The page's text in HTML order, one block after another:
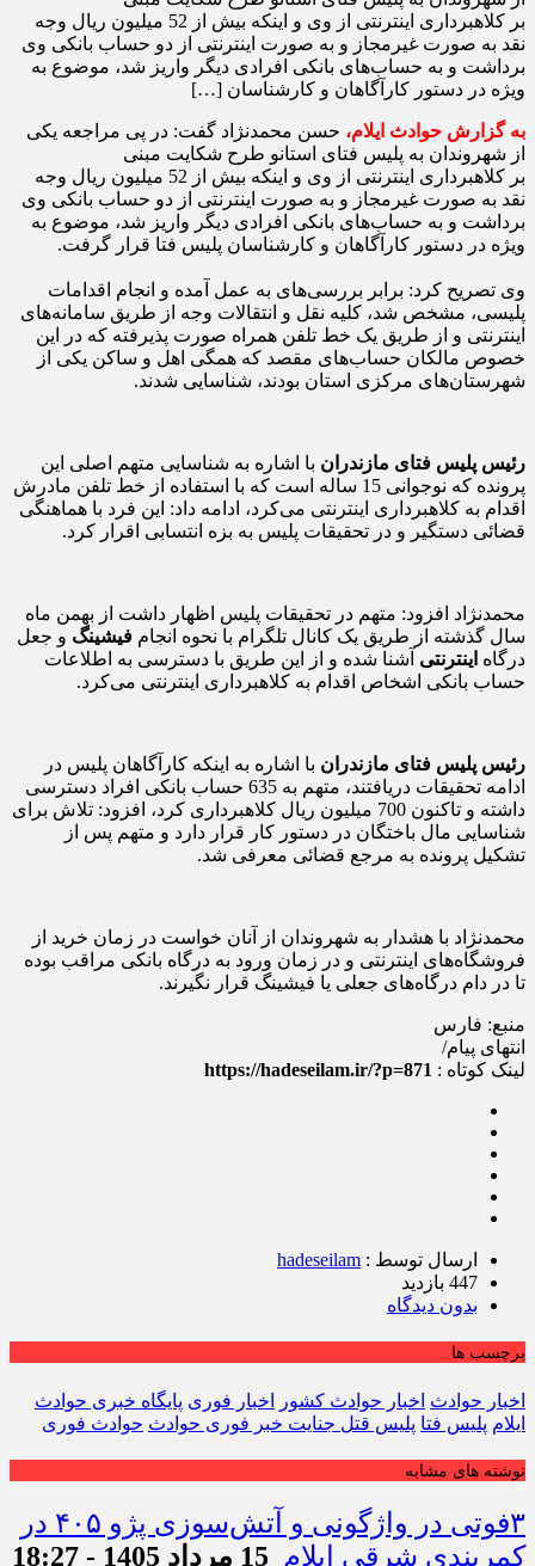
بر کلاهبرداری اینترنتی از وی و اینکه بیش از 52 میلیون ریال وجه
نقد به صورت غیرمجاز و به صورت اینترنتی از دو حساب بانکی وی
برداشت و به حساب‌های بانکی افرادی دیگر واریز شد، موضوع به
ویژه در دستور کارآگاهان و کارشناسان […]
به گزارش حوادث ایلام، حسن محمدنژاد گفت: در پی مراجعه یکی
از شهروندان به پلیس فتای استانو طرح شکایت مبنی
بر کلاهبرداری اینترنتی از وی و اینکه بیش از 52 میلیون ریال وجه
نقد به صورت غیرمجاز و به صورت اینترنتی از دو حساب بانکی وی
برداشت و به حساب‌های بانکی افرادی دیگر واریز شد، موضوع به
ویژه در دستور کارآگاهان و کارشناسان پلیس فتا قرار گرفت.
وی تصریح کرد: برابر بررسی‌های به عمل آمده و انجام اقدامات
پلیسی، مشخص شد، کلیه نقل و انتقالات وجه از طریق سامانه‌های
اینترنتی و از طریق یک خط تلفن همراه صورت پذیرفته که در این
خصوص مالکان حساب‌های مقصد که همگی اهل و ساکن یکی از
شهرستان‌های مرکزی استان بودند، شناسایی شدند.
رئیس پلیس فتای مازندران با اشاره به شناسایی متهم اصلی این
پرونده که نوجوانی 15 ساله است که با استفاده از خط تلفن مادرش
اقدام به کلاهبرداری اینترنتی می‌کرد، ادامه داد: این فرد با هماهنگی
قضائی دستگیر و در تحقیقات پلیس به بزه انتسابی اقرار کرد.
محمدنژاد افزود: متهم در تحقیقات پلیس اظهار داشت از بهمن ماه
سال گذشته از طریق یک کانال تلگرام با نحوه انجام فیشینگ و جعل
درگاه اینترنتی آشنا شده و از این طریق با دسترسی به اطلاعات
حساب بانکی اشخاص اقدام به کلاهبرداری اینترنتی می‌کرد.
رئیس پلیس فتای مازندران با اشاره به اینکه کارآگاهان پلیس در
ادامه تحقیقات دریافتند، متهم به 635 حساب بانکی افراد دسترسی
داشته و تاکنون 700 میلیون ریال کلاهبرداری کرد، افزود: تلاش برای
شناسایی مال باختگان در دستور کار قرار دارد و متهم پس از
تشکیل پرونده به مرجع قضائی معرفی شد.
محمدنژاد با هشدار به شهروندان از آنان خواست در زمان خرید از
فروشگاه‌های اینترنتی و در زمان ورود به درگاه بانکی مراقب بوده
تا در دام درگاه‌های جعلی یا فیشینگ قرار نگیرند.
منبع: فارس
انتهای پیام/
لینک کوتاه : https://hadeseilam.ir/?p=871
ارسال توسط : hadeseilam
447 بازدید
بدون دیدگاه
برچسب ها
اخبار حوادث اخبار حوادث کشور اخبار فوری پایگاه خبری حوادث
ایلام پلیس فتا پلیس قتل جنایت خبر فوری حوادث حوادث فوری
نوشته های مشابه
۳فوتی در واژگونی و آتش‌سوزی پژو ۴۰۵ در
کمربندی شرقی ایلام 15 مرداد 1405 - 18:27